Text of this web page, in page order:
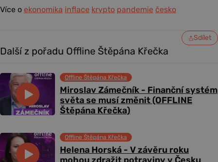
Více o ekonomika inflace krypto pandemie česko
Sdílet
Další z pořadu Offline Štěpána Křečka
Miroslav Zámečník - Finanční systém
světa se musí změnit (OFFLINE
Štěpána Křečka)
Offline Štěpána Křečka
Helena Horská - V závěru roku
Offline Štěpána Křečka